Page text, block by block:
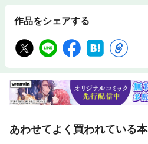
作品をシェアする
あわせてよく買われている本